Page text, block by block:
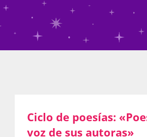
Programas
Atención de la violencia
Actividades
Ciclo de poesías:
voz de sus autoras»